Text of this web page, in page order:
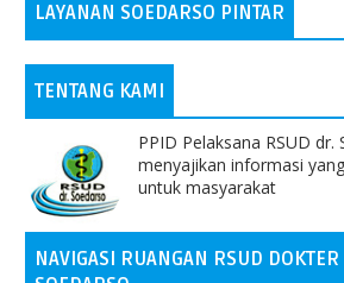
LAYANAN SOEDARSO PINTAR
TENTANG KAMI
PPID Pelaksana RSUD dr.
menyajikan informasi
untuk masyarakat
NAVIGASI RUANGAN RSUD DOKTER